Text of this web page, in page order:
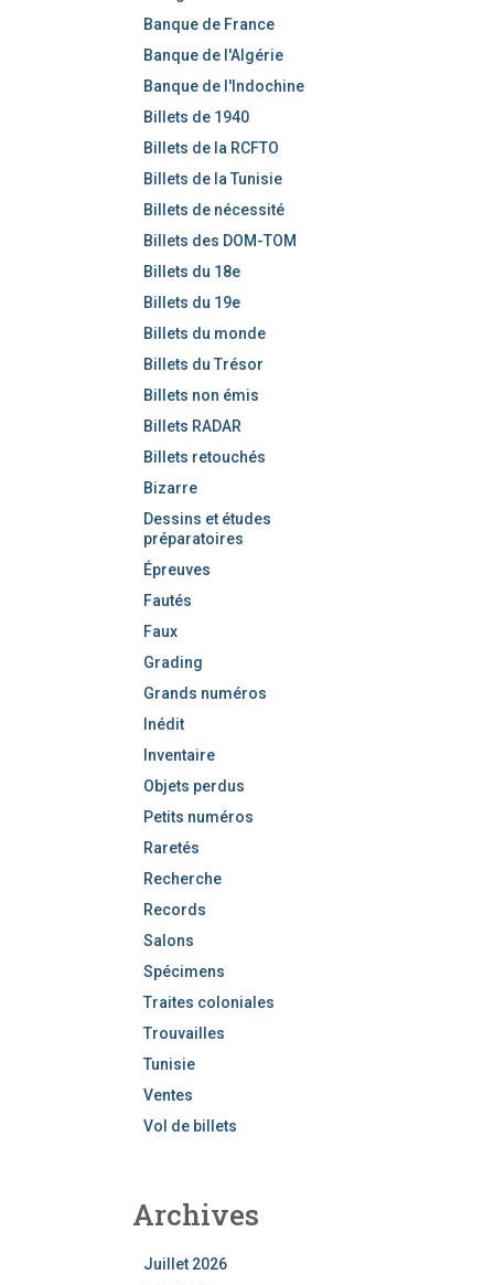
Banque de France
Banque de l'Algérie
Banque de l'Indochine
Billets de 1940
Billets de la RCFTO
Billets de la Tunisie
Billets de nécessité
Billets des DOM-TOM
Billets du 18e
Billets du 19e
Billets du monde
Billets du Trésor
Billets non émis
Billets RADAR
Billets retouchés
Bizarre
Dessins et études
préparatoires
Épreuves
Fautés
Faux
Grading
Grands numéros
Inédit
Inventaire
Objets perdus
Petits numéros
Raretés
Recherche
Records
Salons
Spécimens
Traites coloniales
Trouvailles
Tunisie
Ventes
Vol de billets
Archives
Juillet 2026